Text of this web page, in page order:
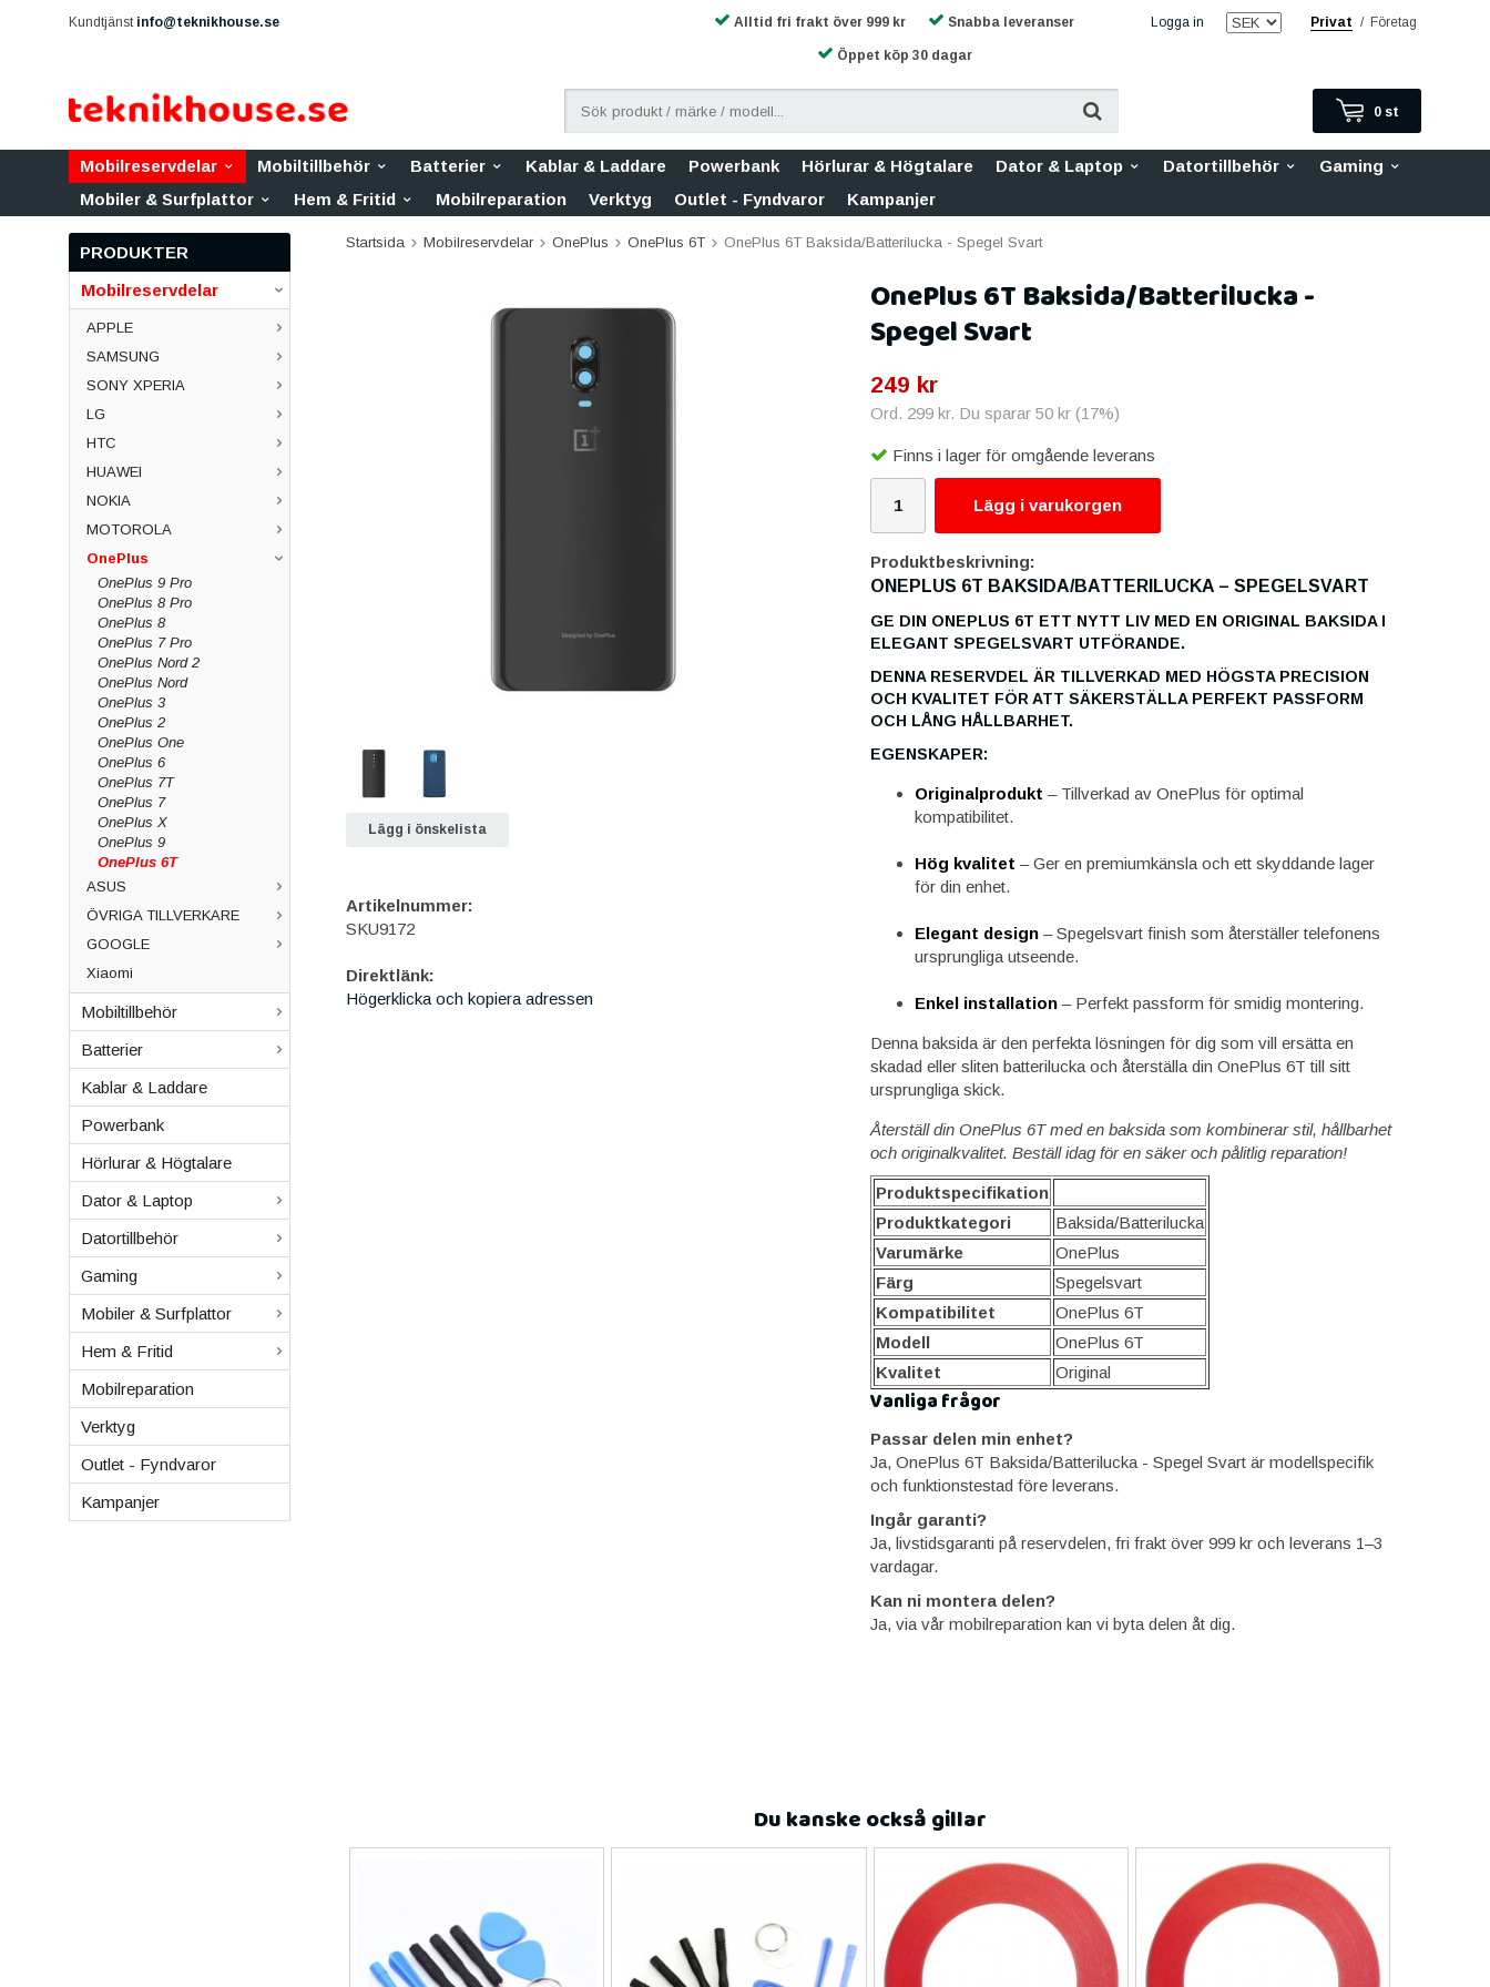
Kundtjänst info@teknikhouse.se Logga in Privat / Företag
Alltid fri frakt över 999 kr Snabba leveranser
Öppet köp 30 dagar
0 st
Mobilreservdelar Mobiltillbehör Batterier Kablar & Laddare Powerbank Hörlurar & Högtalare Dator & Laptop Datortillbehör
Gaming
Mobiler & Surfplattor
Hem & Fritid Mobilreparation Verktyg Outlet - Fyndvaror Kampanjer
PRODUKTER
Mobilreservdelar
APPLE
SAMSUNG
SONY XPERIA
LG
HTC
HUAWEI
NOKIA
MOTOROLA
OnePlus
OnePlus 9 Pro
OnePlus 8 Pro
OnePlus 8
OnePlus 7 Pro
OnePlus Nord 2
OnePlus Nord
OnePlus 3
OnePlus 2
OnePlus One
OnePlus 6
OnePlus 7T
OnePlus 7
OnePlus X
OnePlus 9
OnePlus 6T
ASUS
ÖVRIGA TILLVERKARE
GOOGLE
Xiaomi
Mobiltillbehör
Batterier
Kablar & Laddare
Powerbank
Hörlurar & Högtalare
Dator & Laptop
Datortillbehör
Gaming
Mobiler & Surfplattor
Hem & Fritid
Mobilreparation
Verktyg
Outlet - Fyndvaror
Kampanjer
Startsida Mobilreservdelar OnePlus OnePlus 6T OnePlus 6T Baksida/Batterilucka - Spegel Svart
OnePlus 6T Baksida/Batterilucka -
Spegel Svart
249 kr
Ord. 299 kr. Du sparar 50 kr(17%)
Finns i lager för omgående leverans
Lägg i varukorgen
Produktbeskrivning:
ONEPLUS 6T BAKSIDA/BATTERILUCKA – SPEGELSVART
GE DIN ONEPLUS 6T ETT NYTT LIV MED EN ORIGINAL BAKSIDA I
ELEGANT SPEGELSVART UTFÖRANDE.
DENNA RESERVDEL ÄR TILLVERKAD MED HÖGSTA PRECISION
OCH KVALITET FÖR ATT SÄKERSTÄLLA PERFEKT PASSFORM
OCH LÅNG HÅLLBARHET.
EGENSKAPER:
Originalprodukt – Tillverkad av OnePlus för optimal
kompatibilitet.
Hög kvalitet – Ger en premiumkänsla och ett skyddande lager
för din enhet.
Elegant design – Spegelsvart finish som återställer telefonens
ursprungliga utseende.
Enkel installation – Perfekt passform för smidig montering.
Denna baksida är den perfekta lösningen för dig som vill ersätta en
skadad eller sliten batterilucka och återställa din OnePlus 6T till sitt
ursprungliga skick.
Återställ din OnePlus 6T med en baksida som kombinerar stil, hållbarhet
och originalkvalitet. Beställ idag för en säker och pålitlig reparation!
Produktspecifikation
Produktkategori
Baksida/Batterilucka
Varumärke
OnePlus
Färg
Spegelsvart
Kompatibilitet
OnePlus 6T
Modell
OnePlus 6T
Kvalitet
Original
Vanliga frågor
Passar delen min enhet?
Ja, OnePlus 6T Baksida/Batterilucka - Spegel Svart är modellspecifik
och funktionstestad före leverans.
Ingår garanti?
Ja, livstidsgaranti på reservdelen, fri frakt över 999 kr och leverans 1–3
vardagar.
Kan ni montera delen?
Ja, via vår mobilreparation kan vi byta delen åt dig.
Lägg i önskelista
Artikelnummer:
SKU9172
Direktlänk:
Högerklicka och kopiera adressen
Du kanske också gillar